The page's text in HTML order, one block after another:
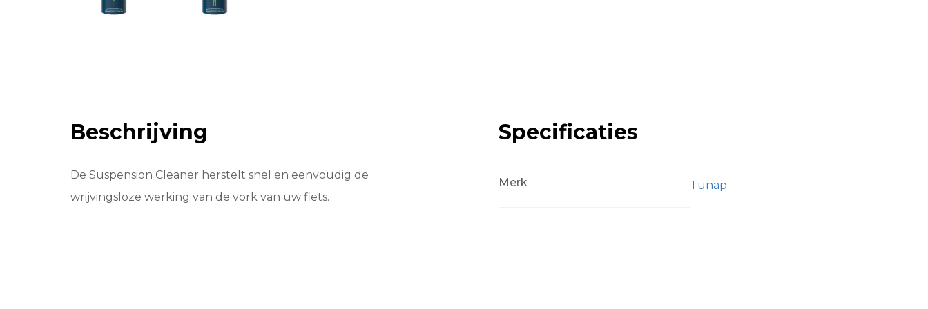
Beschrijving
De Suspension Cleaner herstelt snel en eenvoudig de
wrijvingsloze werking van de vork van uw fiets.
Specificaties
Merk Tunap